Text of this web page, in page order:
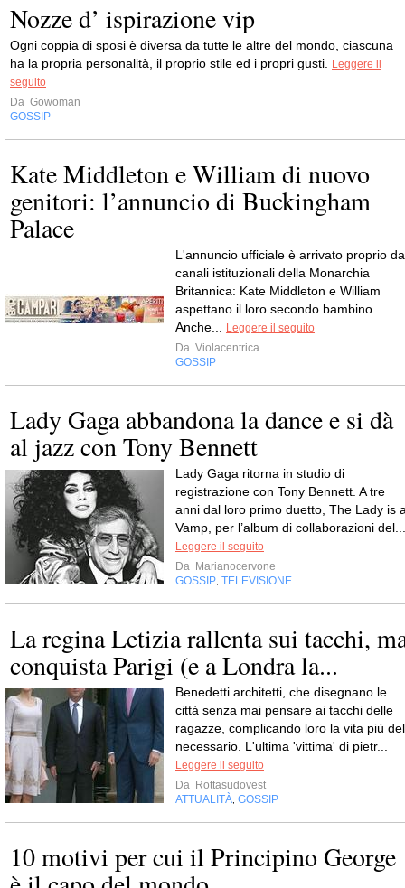
Nozze d’ ispirazione vip
Ogni coppia di sposi è diversa da tutte le altre del mondo, ciascuna
ha la propria personalità, il proprio stile ed i propri gusti.
Leggere il
seguito
Da Gowoman
GOSSIP
Kate Middleton e William di nuovo
genitori: l’annuncio di Buckingham
Palace
L'annuncio ufficiale è arrivato proprio
canali istituzionali della Monarchia
Britannica: Kate Middleton e William
aspettano il loro secondo bambino.
Anche...
Leggere il seguito
Da Violacentrica
GOSSIP
Lady Gaga abbandona la dance e si dà
al jazz con Tony Bennett
Lady Gaga ritorna in studio di
registrazione con Tony Bennett. A tre
anni dal loro primo duetto, The Lady is
Vamp, per l’album di collaborazioni del...
Leggere il seguito
Da Marianocervone
GOSSIP TELEVISIONE
La regina Letizia rallenta sui tacchi,
conquista Parigi (e a Londra la...
Benedetti architetti, che disegnano le
città senza mai pensare ai tacchi delle
ragazze, complicando loro la vita più del
necessario. L'ultima 'vittima' di pietr...
Leggere il seguito
Da Rottasudovest
ATTUALITÀ GOSSIP
10 motivi per cui il Principino George